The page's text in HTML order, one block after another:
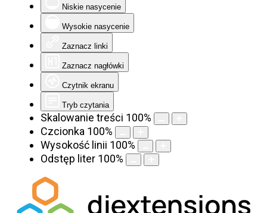
Niskie nasycenie
Wysokie nasycenie
Zaznacz linki
Zaznacz nagłówki
Czytnik ekranu
Tryb czytania
Skalowanie treści 100%
Czcionka 100%
Wysokość linii 100%
Odstęp liter 100%